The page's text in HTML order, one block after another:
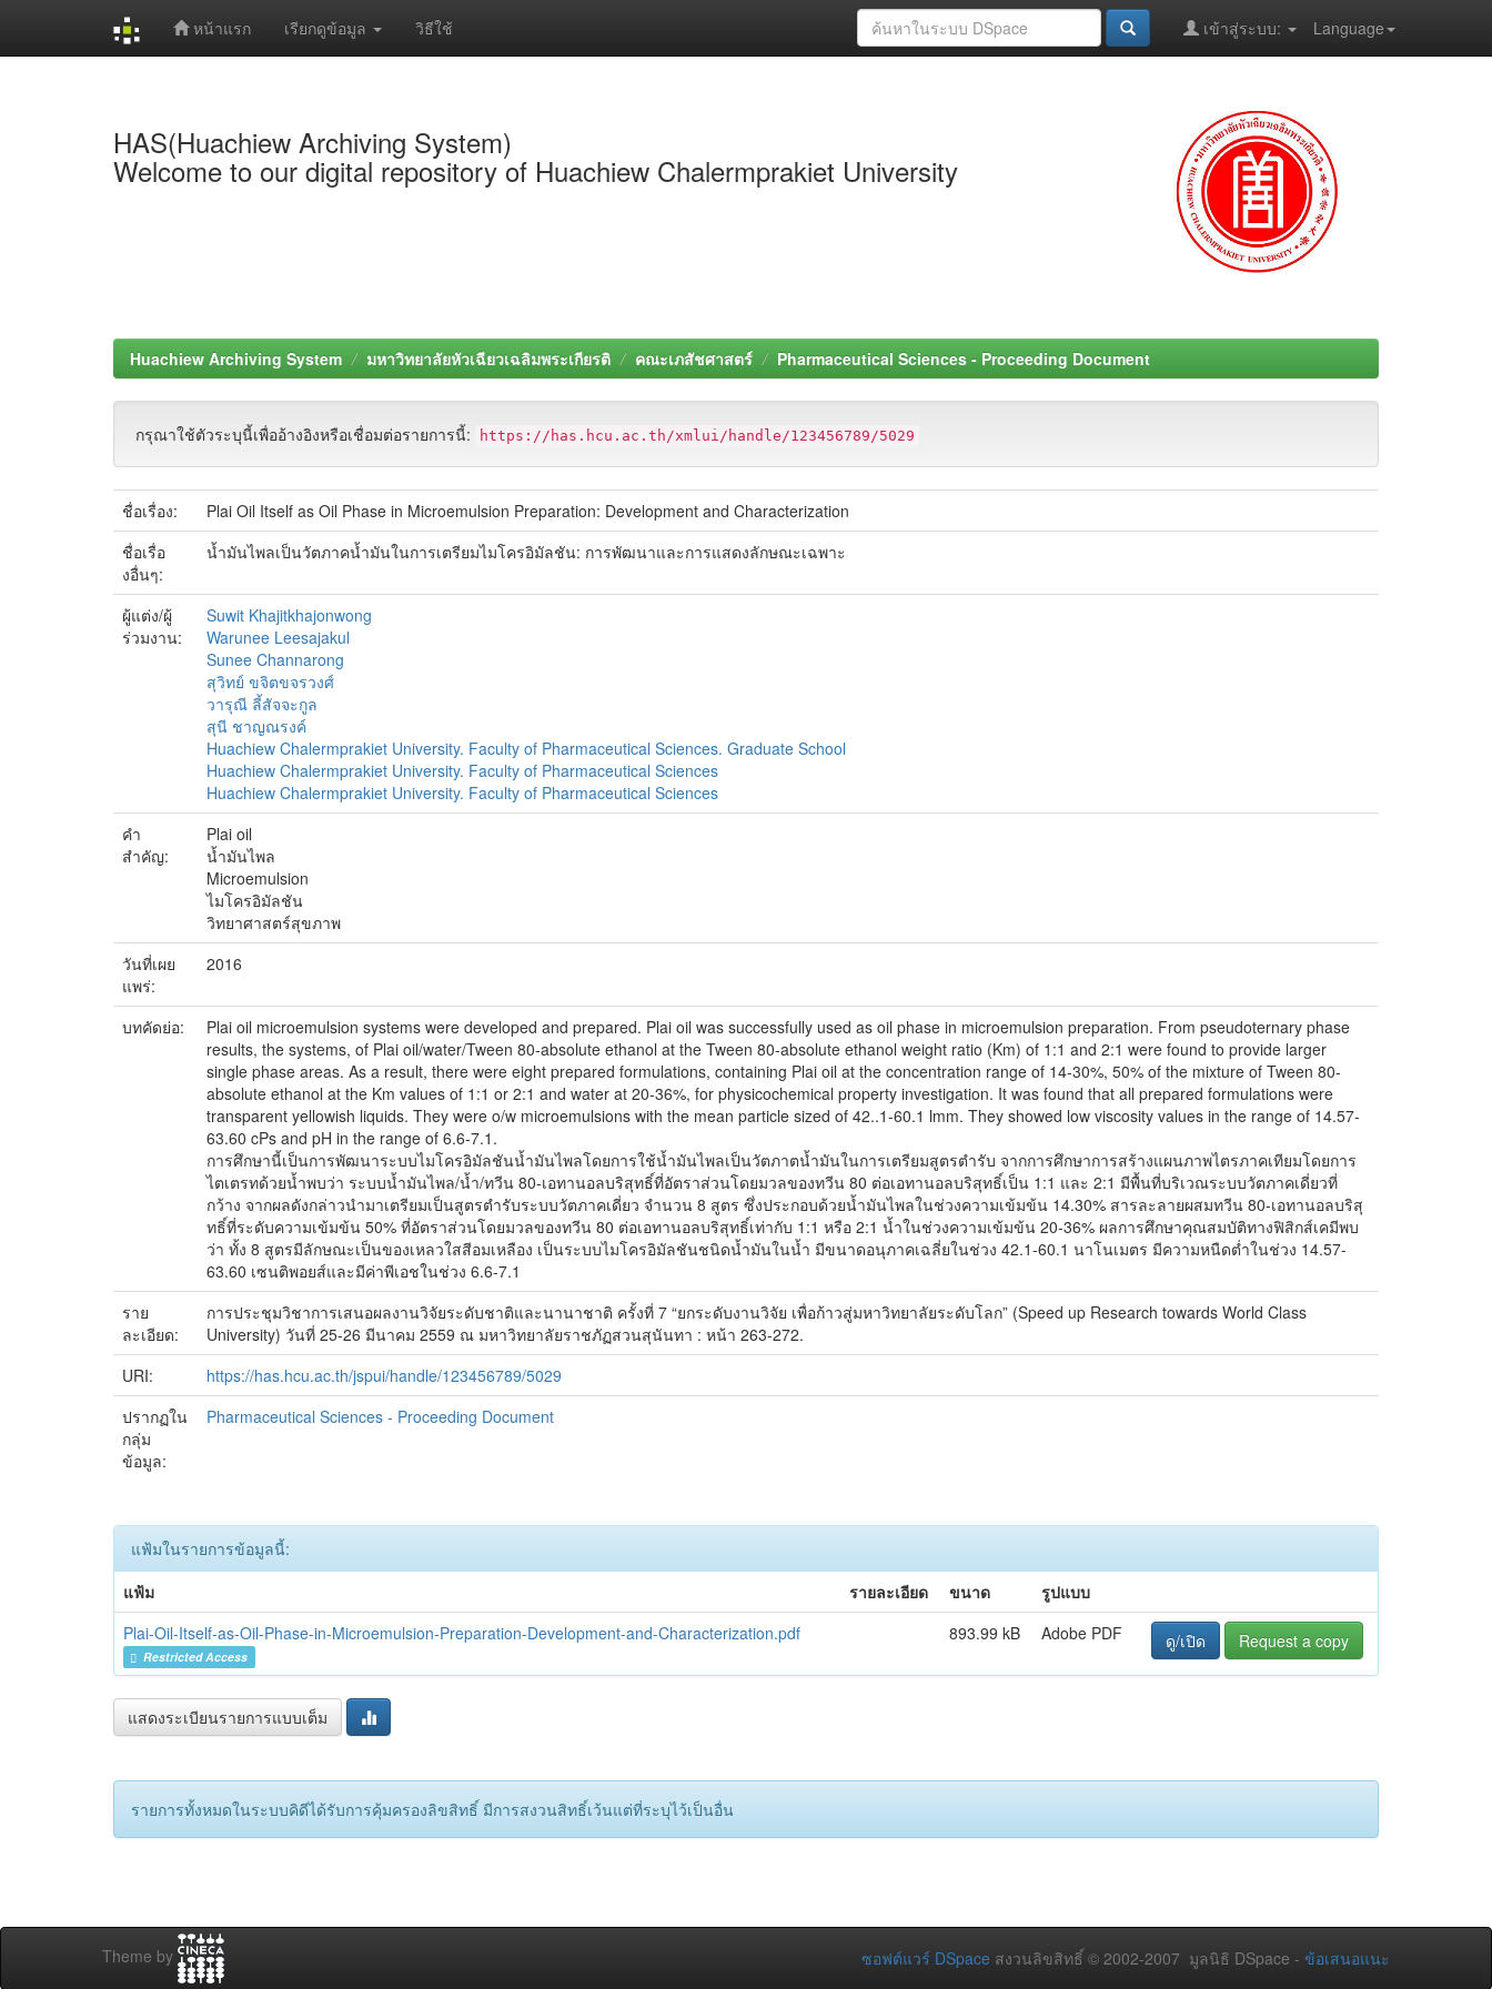
หน้าแรก เรียกดูข้อมูล วิธีใช้ Language
เข้าสู่ระบบ:
HAS(Huachiew Archiving System)
Welcome to our digital repository of Huachiew Chalermprakiet University
Huachiew Archiving System มหาวิทยาลัยหัวเฉียวเฉลิมพระเกียรติ คณะเภสัชศาสตร์ Pharmaceutical Sciences - Proceeding Document
กรุณาใช้ตัวระบุนี้เพื่ออ้างอิงหรือเชื่อมต่อรายการนี้: https://has.hcu.ac.th/xmlui/handle/123456789/5029
ชื่อเรื่อง:
Plai Oil Itself as Oil Phase in Microemulsion Preparation: Development and Characterization
ชื่อเรื่อ
งอื่นๆ:
น้ำมันไพลเป็นวัตภาคน้ำมันในการเตรียมไมโครอิมัลชัน: การพัฒนาและการแสดงลักษณะเฉพาะ
ผู้แต่ง/ผู้
ร่วมงาน:
Suwit Khajitkhajonwong
Warunee Leesajakul
Sunee Channarong
สุวิทย์ ขจิตขจรวงศ์
วารุณี ลี้สัจจะกูล
สุนี ชาญณรงค์
Huachiew Chalermprakiet University. Faculty of Pharmaceutical Sciences. Graduate School
Huachiew Chalermprakiet University. Faculty of Pharmaceutical Sciences
Huachiew Chalermprakiet University. Faculty of Pharmaceutical Sciences
คำ
สำคัญ:
Plai oil
น้ำมันไพล
Microemulsion
ไมโครอิมัลชัน
วิทยาศาสตร์สุขภาพ
วันที่เผย
แพร่:
2016
บทคัดย่อ:
Plai oil microemulsion systems were developed and prepared. Plai oil was successfully used as oil phase in microemulsion preparation. From pseudoternary phase
results, the systems, of Plai oil/water/Tween 80-absolute ethanol at the Tween 80-absolute ethanol weight ratio (Km) of 1:1 and 2:1 were found to provide larger
single phase areas. As a result, there were eight prepared formulations, containing Plai oil at the concentration range of 14-30%, 50% of the mixture of Tween 80-
absolute ethanol at the Km values of 1:1 or 2:1 and water at 20-36%, for physicochemical property investigation. It was found that all prepared formulations were
transparent yellowish liquids. They were o/w microemulsions with the mean particle sized of 42..1-60.1 lmm. They showed low viscosity values in the range of 14.57-
63.60 cPs and pH in the range of 6.6-7.1.
การศึกษานี้เป็นการพัฒนาระบบไมโครอิมัลชันน้ำมันไพลโดยการใช้น้ำมันไพลเป็นวัตภาตน้ำมันในการเตรียมสูตรตำรับ จากการศึกษาการสร้างแผนภาพไตรภาคเทียมโดยการ
ไตเตรทด้วยน้ำพบว่า ระบบน้ำมันไพล/น้ำ/ทวีน 80-เอทานอลบริสุทธิ์ที่อัตราส่วนโดยมวลของทวีน 80 ต่อเอทานอลบริสุทธิ์เป็น 1:1 และ 2:1 มีพื้นที่บริเวณระบบวัตภาคเดี่ยวที่
กว้าง จากผลดังกล่าวนำมาเตรียมเป็นสูตรตำรับระบบวัตภาคเดี่ยว จำนวน 8 สูตร ซึ่งประกอบด้วยน้ำมันไพลในช่วงความเข้มข้น 14.30% สารละลายผสมทวีน 80-เอทานอลบริสุ
ทธิ์ที่ระดับความเข้มข้น 50% ที่อัตราส่วนโดยมวลของทวีน 80 ต่อเอทานอลบริสุทธิ์เท่ากับ 1:1 หรือ 2:1 น้ำในช่วงความเข้มข้น 20-36% ผลการศึกษาคุณสมบัติทางฟิสิกส์เคมีพบ
ว่า ทั้ง 8 สูตรมีลักษณะเป็นของเหลวใสสีอมเหลือง เป็นระบบไมโครอิมัลชันชนิดน้ำมันในน้ำ มีขนาดอนุภาคเฉลี่ยในช่วง 42.1-60.1 นาโนเมตร มีความหนืดต่ำในช่วง 14.57-
63.60 เซนติพอยส์และมีค่าพีเอชในช่วง 6.6-7.1
ราย
ละเอียด:
การประชุมวิชาการเสนอผลงานวิจัยระดับชาติและนานาชาติ ครั้งที่ 7 “ยกระดับงานวิจัย เพื่อก้าวสู่มหาวิทยาลัยระดับโลก” (Speed up Research towards World Class
University) วันที่ 25-26 มีนาคม 2559 ณ มหาวิทยาลัยราชภัฏสวนสุนันทา : หน้า 263-272.
URI:
https://has.hcu.ac.th/jspui/handle/123456789/5029
ปรากฏใน
กลุ่ม
ข้อมูล:
Pharmaceutical Sciences - Proceeding Document
แฟ้มในรายการข้อมูลนี้:
แฟ้ม
รายละเอียด ขนาด
รูปแบบ
Plai-Oil-Itself-as-Oil-Phase-in-Microemulsion-Preparation-Development-and-Characterization.pdf
Restricted Access
893.99 kB Adobe PDF ดู/เปิด Request a copy
แสดงระเบียนรายการแบบเต็ม
รายการทั้งหมดในระบบคิดีได้รับการคุ้มครองลิขสิทธิ์ มีการสงวนสิทธิ์เว้นแต่ที่ระบุไว้เป็นอื่น
Theme by ซอฟต์แวร์ DSpace สงวนลิขสิทธิ์ © 2002-2007 มูลนิธิ DSpace - ข้อเสนอแนะ